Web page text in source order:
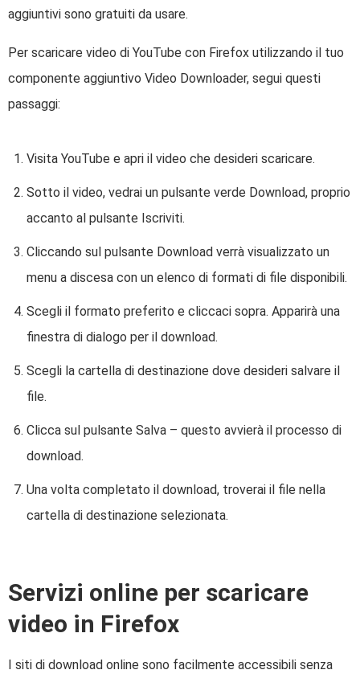
aggiuntivi sono gratuiti da usare.
Per scaricare video di YouTube con Firefox utilizzando il tuo
componente aggiuntivo Video Downloader, segui questi
passaggi:
Visita YouTube e apri il video che desideri scaricare.
Sotto il video, vedrai un pulsante verde Download, proprio
accanto al pulsante Iscriviti.
Cliccando sul pulsante Download verrà visualizzato un
menu a discesa con un elenco di formati di file disponibili.
Scegli il formato preferito e cliccaci sopra. Apparirà una
finestra di dialogo per il download.
Scegli la cartella di destinazione dove desideri salvare il
file.
Clicca sul pulsante Salva – questo avvierà il processo di
download.
Una volta completato il download, troverai il file nella
cartella di destinazione selezionata.
Servizi online per scaricare
video in Firefox
I siti di download online sono facilmente accessibili senza